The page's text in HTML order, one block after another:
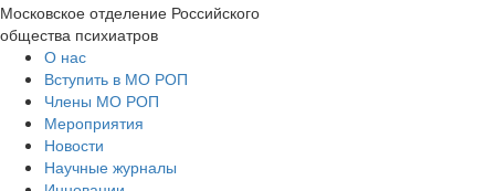
Московское отделение Российского
общества психиатров
О нас
Вступить в МО РОП
Члены МО РОП
Мероприятия
Новости
Научные журналы